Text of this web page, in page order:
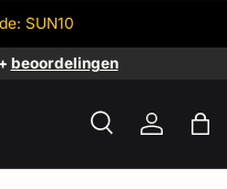
SUN10
ZoekenInloggenTas